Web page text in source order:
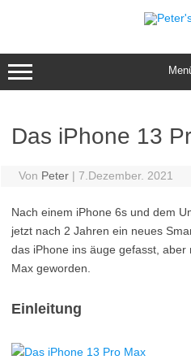
Das iPhone 13
Von Peter | 7.Dezember. 2021
Nach einem iPhone 6s und dem
jetzt nach 2 Jahren ein neues
das iPhone ins äuge gefasst,
Max geworden.
Einleitung